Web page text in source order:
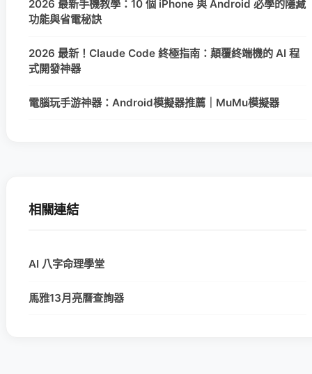
2026 最新手機教學：10 個 iPhone 與 Android 必學的隱藏
功能與省電秘訣
2026 最新！Claude Code 終極指南：顛覆終端機的 AI 程
式開發神器
電腦玩手游神器：Android模擬器推薦｜MuMu模擬器
相關連結
AI 八字命理學堂
馬雅13月亮曆查詢器